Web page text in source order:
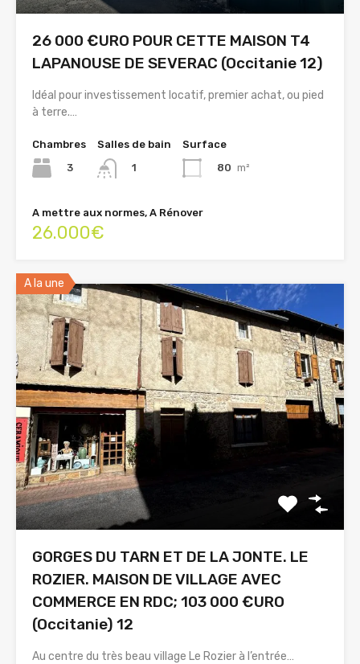
26 000 €URO POUR CETTE MAISON T4
LAPANOUSE DE SEVERAC (Occitanie 12)
Idéal pour investissement locatif, premier achat, ou pied
à terre.…
Chambres
3
Salles de bain
1
Surface
80 m²
A mettre aux normes, A Rénover
26.000€
A la une
GORGES DU TARN ET DE LA JONTE. LE
ROZIER. MAISON DE VILLAGE AVEC
COMMERCE EN RDC; 103 000 €URO
(Occitanie) 12
Au centre du très beau village Le Rozier à l’entrée…